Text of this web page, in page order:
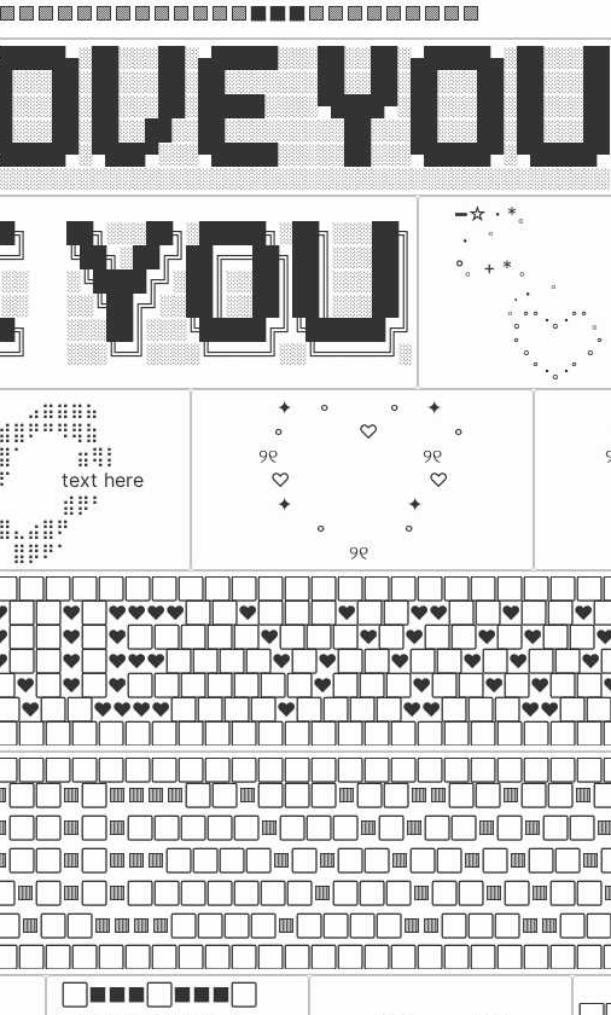
██╗░░░██╗░█████╗░██╗░░░██╗
╚██╗░██╔╝██╔══██╗██║░░░██║
░╚████╔╝░██║░░██║██║░░░██║
░░╚██╔╝░░██║░░██║██║░░░██║
░░░██║░░░╚█████╔╝╚██████╔╝
░░░╚═╝░░░░╚════╝░░╚═════╝░
━☆・*。
・゜
°。+ * 。
.・゜
゜｡ﾟﾟ･｡･ﾟﾟ。
ﾟ。　 　｡ﾟ
ﾟ･｡･ﾟ
⠀⣶⢿⡇
text here
⠀⣾⡿⠃⠀
   ✦    ⚬         ⚬    ✦
  ⚬            ♡            ⚬
୨୧                        ୨୧
  ♡                       ♡
   ✦                   ✦
         ⚬            ⚬
               ୨୧
⬜⬛⬛⬛⬜⬛⬛⬛⬜